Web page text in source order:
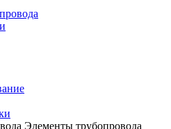
Элементы трубопровода